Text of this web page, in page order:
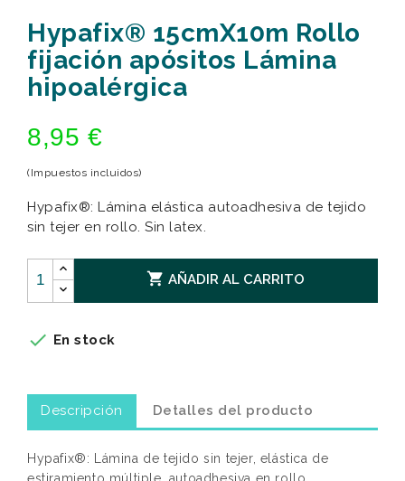
Hypafix® 15cmX10m Rollo
fijación apósitos Lámina
hipoalérgica
8,95 €
(Impuestos incluidos)
Hypafix®: Lámina elástica autoadhesiva de tejido
sin tejer en rollo. Sin latex.
 AÑADIR AL CARRITO
 En stock
Descripción Detalles del producto
Hypafix®: Lámina de tejido sin tejer, elástica de